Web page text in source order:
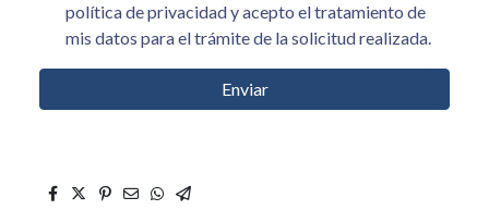
política de privacidad y acepto el tratamiento de
mis datos para el trámite de la solicitud realizada.
Enviar